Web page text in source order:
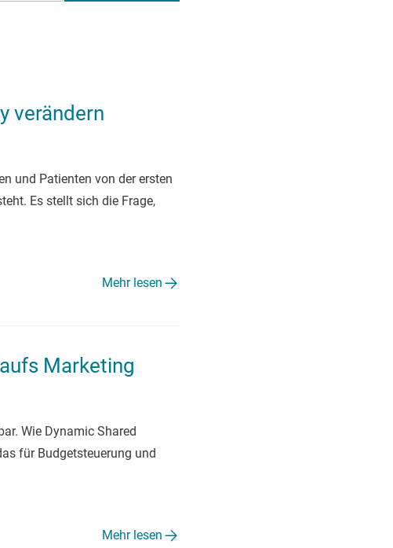
verändern
und Patienten von der ersten
Es stellt sich die Frage,
Mehr lesen
Marketing
Wie Dynamic Shared
für Budgetsteuerung und
Mehr lesen